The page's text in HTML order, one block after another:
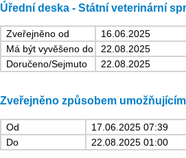
Úřední deska - Státní veterinární
Zveřejněno od
16.06.2025
Má být vyvěšeno do
22.08.2025
Doručeno/Sejmuto
22.08.2025
Zveřejněno způsobem
Od
17.06.2025 07:39
Do
22.08.2025 01:00